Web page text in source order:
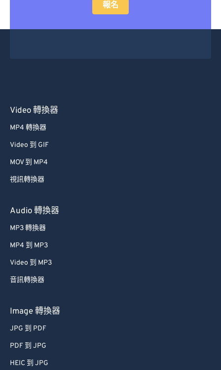
報名
Video 轉換器
MP4 轉換器
Video 到 GIF
MOV 到 MP4
視訊轉換器
Audio 轉換器
MP3 轉換器
MP4 到 MP3
Video 到 MP3
音訊轉換器
Image 轉換器
JPG 到 PDF
PDF 到 JPG
HEIC 到 JPG